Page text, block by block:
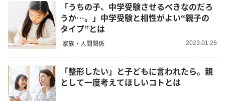
「うちの子、中学受験させるべきなのだろ
うか…。」中学受験と相性がよい“親子の
タイプ”とは
家族・人間関係 2023.01.26
「整形したい」と子どもに言われたら。親
として一度考えてほしいコトとは